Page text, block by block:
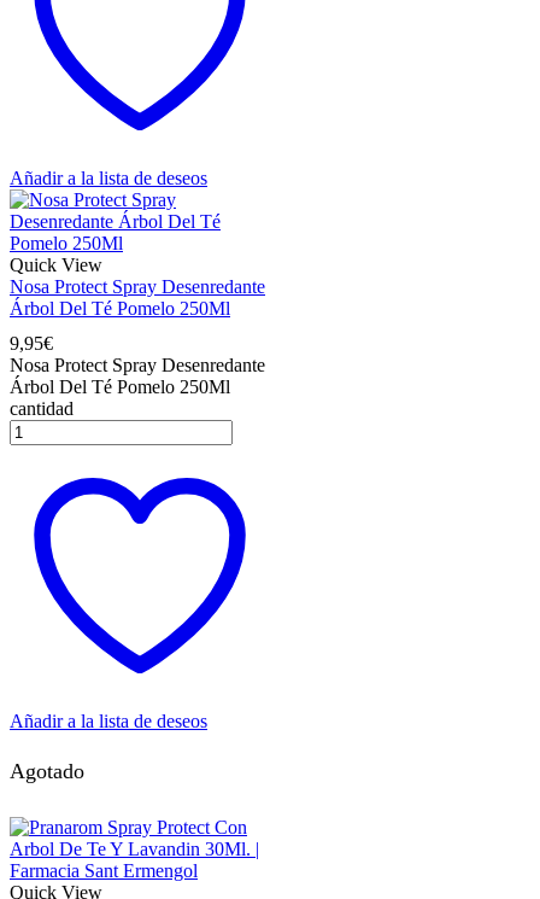
Añadir a la lista de deseos
Quick View
Nosa Protect Spray Desenredante
Árbol Del Té Pomelo 250Ml
9,95€
Nosa Protect Spray Desenredante
Árbol Del Té Pomelo 250Ml
cantidad
Añadir a la lista de deseos
Agotado
Quick View